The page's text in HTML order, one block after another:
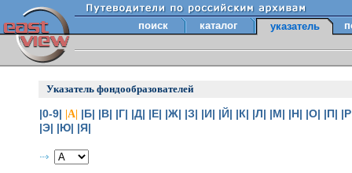
поиск каталог указатель
Указатель фондообразователей
|0-9| |А| |Б| |В| |Г| |Д| |Е| |Ж| |З| |И| |Й| |К| |Л| |М| |Н| |О| |П|
|Э| |Ю| |Я|